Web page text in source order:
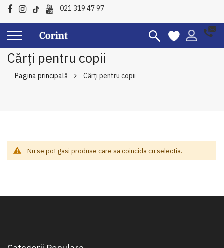
021 319 47 97
Cărți pentru copii
Pagina principală Cărți pentru copii
Nu se pot gasi produse care sa coincida cu selectia.